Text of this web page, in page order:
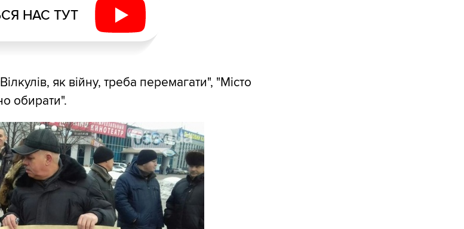
НАС ТУТ
як війну, треба перемагати", "Місто
обирати".